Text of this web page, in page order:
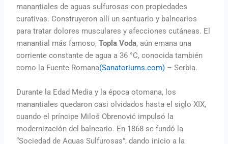
manantiales de aguas sulfurosas con propiedades
curativas. Construyeron allí un santuario y balnearios
para tratar dolores musculares y afecciones cutáneas. El
manantial más famoso,Topla Voda, aún emana una
corriente constante de agua a 36 °C, conocida también
como la Fuente Romana(Sanatoriums.com) – Serbia.
Durante la Edad Media y la época otomana, los
manantiales quedaron casi olvidados hasta el siglo XIX,
cuando el príncipe Miloš Obrenović impulsó la
modernización del balneario. En 1868 se fundó la
“Sociedad de Aguas Sulfurosas”, dando inicio a la